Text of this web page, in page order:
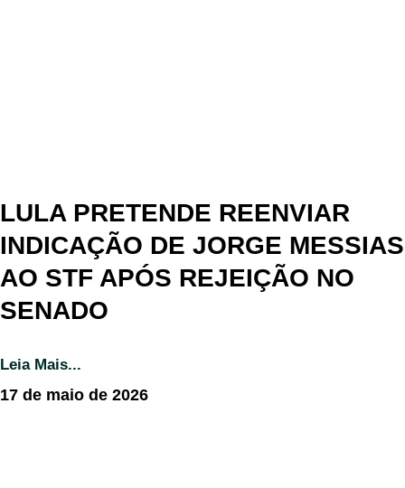
LULA PRETENDE REENVIAR
INDICAÇÃO DE JORGE MESSIAS
AO STF APÓS REJEIÇÃO NO
SENADO
Leia Mais...
17 de maio de 2026